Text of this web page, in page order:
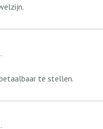
te stellen.